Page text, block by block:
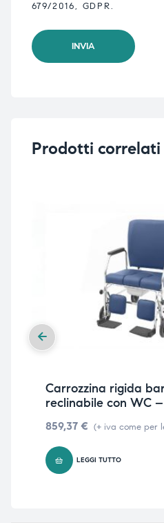
679/2016, GDPR.
Prodotti correlati
Carrozzina rigida
reclinabile con WC
859,37 € (+ iva come per
LEGGI TUTTO